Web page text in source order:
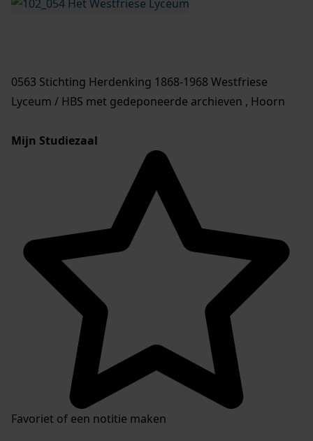
0563 Stichting Herdenking 1868-1968 Westfriese
Lyceum / HBS met gedeponeerde archieven , Hoorn
Mijn Studiezaal
Favoriet of een notitie maken